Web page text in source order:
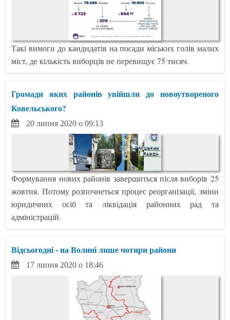
Такі вимоги до кандидатів на посади міських голів малих
міст, де кількість виборців не перевищує 75 тисяч.
Громади яких районів увійшли до новоутвореного
Ковельського?
20 липня 2020 о 09:13
Формування нових районів завершиться після виборів 25
жовтня. Потому розпочнеться процес реорганізації, зміни
юридичних осіб та ліквідація районних рад та
адміністрацій.
Відсьогодні - на Волині лише чотири райони
17 липня 2020 о 18:46